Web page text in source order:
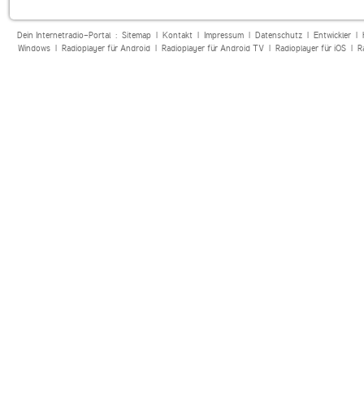
Dein Internetradio-Portal : Sitemap| Kontakt| Impressum| Datenschutz| Entwickler|
Windows| Radioplayer für Android| Radioplayer für Android TV| Radioplayer für iOS|